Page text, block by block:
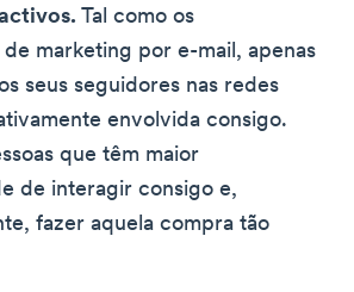
Tal como os
marketing por e-mail, apenas
seus seguidores nas redes
envolvida consigo.
que têm maior
de interagir consigo e,
fazer aquela compra tão